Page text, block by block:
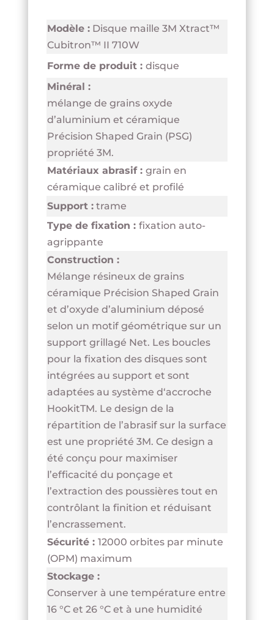
Modèle :Disque maille 3M Xtract™
Cubitron™ II 710W
Forme de produit : disque
Minéral :
mélange de grains oxyde
d’aluminium et céramique
Précision Shaped Grain (PSG)
propriété 3M.
Matériaux abrasif : grain en
céramique calibré et profilé
Support :trame
Type de fixation : fixation auto-
agrippante
Construction :
Mélange résineux de grains
céramique Précision Shaped Grain
et d’oxyde d’aluminium déposé
selon un motif géométrique sur un
support grillagé Net. Les boucles
pour la fixation des disques sont
intégrées au support et sont
adaptées au système d‘accroche
HookitTM. Le design de la
répartition de l’abrasif sur la surface
est une propriété 3M. Ce design a
été conçu pour maximiser
l’efficacité du ponçage et
l’extraction des poussières tout en
contrôlant la finition et réduisant
l’encrassement.
Sécurité : 12000 orbites par minute
(OPM) maximum
Stockage :
Conserver à une température entre
16 °C et 26 °C et à une humidité